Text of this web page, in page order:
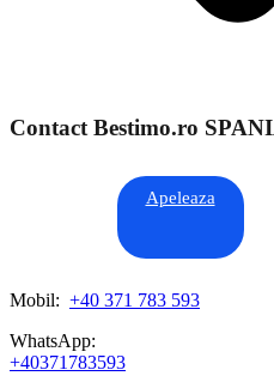
Contact Bestimo.ro
Apeleaza
Mobil: +40 371 783 593
WhatsApp:
+40371783593